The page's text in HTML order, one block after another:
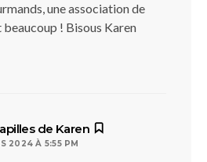
une association de
! Bisous Karen
de Karen
2024 À 5:55 PM